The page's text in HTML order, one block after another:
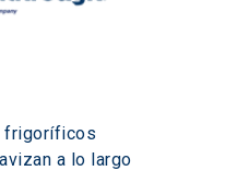
frigoríficos
a lo largo